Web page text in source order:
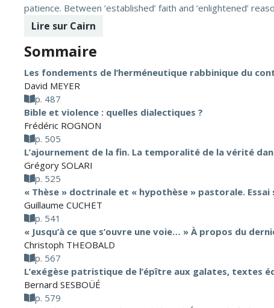
patience. Between ‘established’ faith and ‘enlightened’
Lire sur Cairn
Sommaire
Les fondements de l’herméneutique rabbinique du
David MEYER
p. 487
Bible et violence : quelles dialectiques ?
Frédéric ROGNON
p. 505
L’ajournement de la fin. La temporalité de la vérité
Grégory SOLARI
p. 525
« Thèse » doctrinale et « hypothèse » pastorale.
Guillaume CUCHET
p. 541
« Jusqu’à ce que s’ouvre une voie… » À propos du
Christoph THEOBALD
p. 567
L’exégèse patristique de l’épître aux galates, textes
Bernard SESBOÜÉ
p. 579